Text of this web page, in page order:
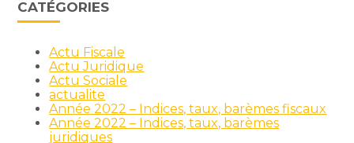
CATÉGORIES
Actu Fiscale
Actu Juridique
Actu Sociale
actualite
Année 2022 – Indices, taux, barèmes fiscaux
Année 2022 – Indices, taux, barèmes
juridiques